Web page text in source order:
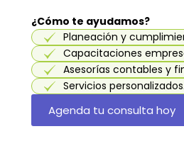
¿Cómo te ayudamos?
Planeación y
Capacitaciones
Asesorías contables y
Servicios personalizados.
Agenda tu consulta hoy